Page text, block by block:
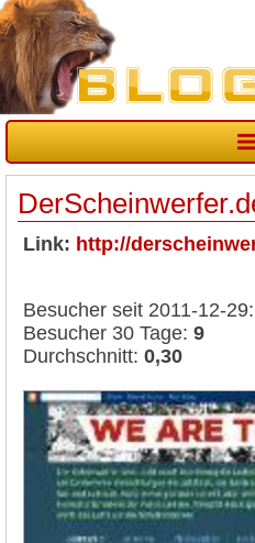
Link: http://
Besucher seit 2011-12-29:
Besucher 30 Tage: 9
Durchschnitt: 0,30